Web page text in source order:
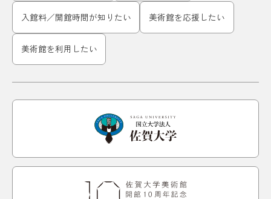
入館料／開館時間が知りたい 美術館を応援したい
美術館を利用したい